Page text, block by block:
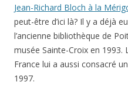
Jean-Richard Bloch à la
peut-être d’ici là? Il y a déjà
l’ancienne bibliothèque de
musée Sainte-Croix en
France lui a aussi consacré
1997.